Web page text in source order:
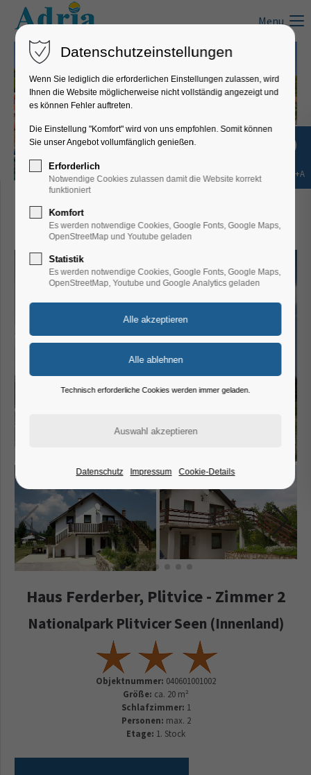
Menu
Haus Ferderber, Plitvice -
Zimmer 2
Haus Ferderber, Plitvice - Zimmer 2
Nationalpark Plitvicer Seen (Innenland)
Objektnummer: 040601001002
Größe: ca. 20 m²
Schlafzimmer: 1
Personen: max. 2
Etage: 1. Stock
Datenschutzeinstellungen
Wenn Sie lediglich die erforderlichen Einstellungen zulassen, wird
Ihnen die Website möglicherweise nicht vollständig angezeigt und
es können Fehler auftreten.
Die Einstellung "Komfort" wird von uns empfohlen. Somit können
Sie unser Angebot vollumfänglich genießen.
Erforderlich
Notwendige Cookies zulassen damit die Website korrekt
funktioniert
Komfort
Es werden notwendige Cookies, Google Fonts, Google Maps,
OpenStreetMap und Youtube geladen
Statistik
Es werden notwendige Cookies, Google Fonts, Google Maps,
OpenStreetMap, Youtube und Google Analytics geladen
Technisch erforderliche Cookies werden immer geladen.
Datenschutz Impressum Cookie-Details
Shift+Alt+A